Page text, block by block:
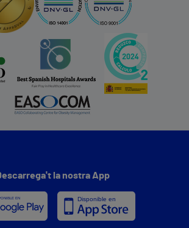
la nostra App